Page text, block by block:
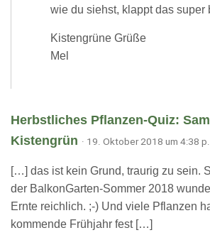
wie du siehst, klappt das super
Kistengrüne Grüße
Mel
Herbstliches Pflanzen-Quiz:
Kistengrün · 19. Oktober 2018 um 4:38
[…] das ist kein Grund, traurig zu sein.
der BalkonGarten-Sommer 2018
Ernte reichlich. ;-) Und viele Pflanzen
kommende Frühjahr fest […]